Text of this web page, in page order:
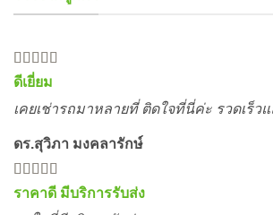
ดีเยี่ยม
เคยเช่ารถมาหลายที่ ติดใจที่นี่ค่ะ รวดเร็ว
ดร.สุวิภา มงคลารักษ์
ราคาดี มีบริการรับส่ง